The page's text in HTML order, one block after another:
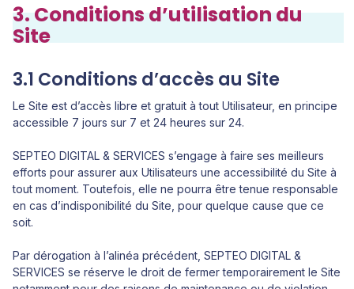
3. Conditions d’utilisation du
Site
3.1 Conditions d’accès au Site
Le Site est d’accès libre et gratuit à tout Utilisateur, en principe
accessible 7 jours sur 7 et 24 heures sur 24.
SEPTEO DIGITAL & SERVICES s’engage à faire ses meilleurs
efforts pour assurer aux Utilisateurs une accessibilité du Site à
tout moment. Toutefois, elle ne pourra être tenue responsable
en cas d’indisponibilité du Site, pour quelque cause que ce
soit.
Par dérogation à l’alinéa précédent, SEPTEO DIGITAL &
SERVICES se réserve le droit de fermer temporairement le Site